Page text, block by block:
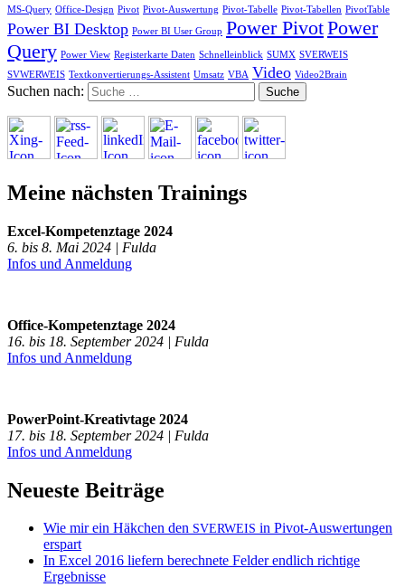
MS-Query Office-Design Pivot Pivot-Auswertung Pivot-Tabelle Pivot-Tabellen PivotTable
Power BI Desktop Power BI User Group Power PivotPower
Query Power View Registerkarte Daten Schnelleinblick SUMX SVERWEIS
SVWERWEIS Textkonvertierungs-Assistent Umsatz VBA Video Video2Brain
Suchen nach:
Meine nächsten Trainings
Excel-Kompetenztage 2024
6. bis 8. Mai 2024 | Fulda
Infos und Anmeldung
Office-Kompetenztage 2024
16. bis 18. September 2024 | Fulda
Infos und Anmeldung
PowerPoint-Kreativtage 2024
17. bis 18. September 2024 | Fulda
Infos und Anmeldung
Neueste Beiträge
Wie mir ein Häkchen den SVERWEIS in Pivot-Auswertungen
erspart
In Excel 2016 liefern berechnete Felder endlich richtige
Ergebnisse